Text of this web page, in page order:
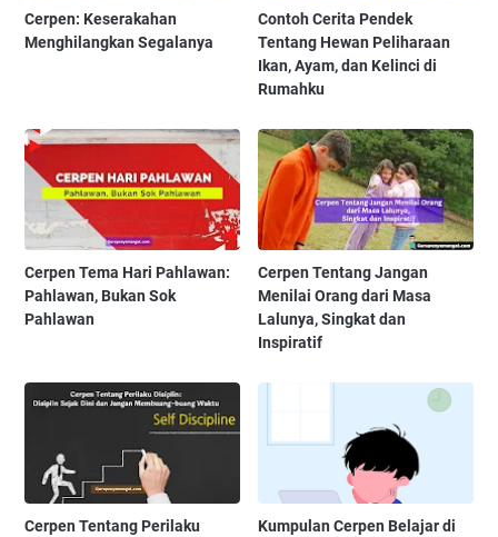
Cerpen: Keserakahan
Menghilangkan Segalanya
Contoh Cerita Pendek
Tentang Hewan Peliharaan
Ikan, Ayam, dan Kelinci di
Rumahku
Cerpen Tema Hari Pahlawan:
Pahlawan, Bukan Sok
Pahlawan
Cerpen Tentang Jangan
Menilai Orang dari Masa
Lalunya, Singkat dan
Inspiratif
Cerpen Tentang Perilaku
Kumpulan Cerpen Belajar di